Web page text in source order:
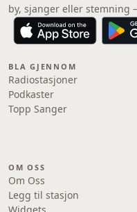
by, sjanger eller stemning
BLA GJENNOM
Radiostasjoner
Podkaster
Topp Sanger
OM OSS
Om Oss
Legg til stasjon